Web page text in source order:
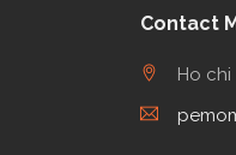
Contact
Ho chi